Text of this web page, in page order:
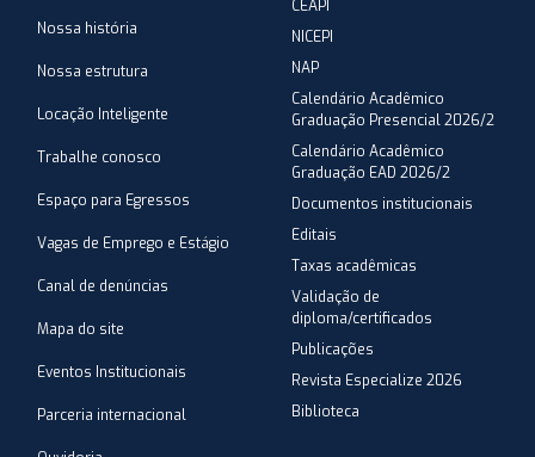
Nossa história
Nossa estrutura
Locação Inteligente
Trabalhe conosco
Espaço para Egressos
Vagas de Emprego e Estágio
Canal de denúncias
Mapa do site
Eventos Institucionais
Parceria internacional
CEAPI
NICEPI
NAP
Calendário Acadêmico
Graduação Presencial 2026/2
Calendário Acadêmico
Graduação EAD 2026/2
Documentos institucionais
Editais
Taxas acadêmicas
Validação de
diploma/certificados
Publicações
Revista Especialize 2026
Biblioteca